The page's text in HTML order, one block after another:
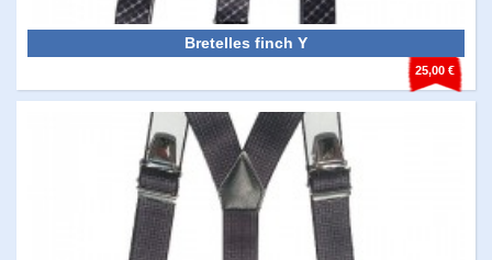
25,00 €
Bretelles finch Y